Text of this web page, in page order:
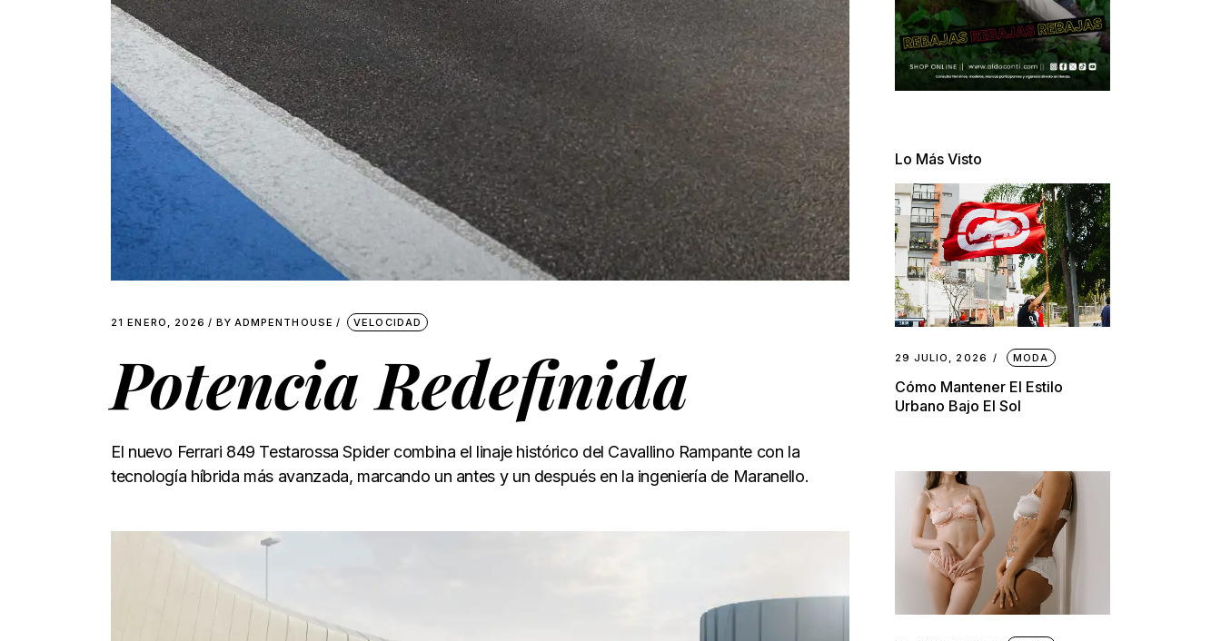
21 ENERO, 2026 BY ADMPENTHOUSE VELOCIDAD
Potencia Redefinida
El nuevo Ferrari 849 Testarossa Spider combina el linaje histórico del Cavallino Rampante con la
tecnología híbrida más avanzada, marcando un antes y un después en la ingeniería de Maranello.
Lo Más Visto
29 JULIO, 2026 MODA
Cómo Mantener El Estilo
Urbano Bajo El Sol